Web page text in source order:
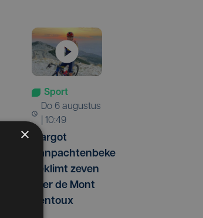
Sport
do 6 augustus
| 10:49
Margot
Vanpachtenbeke
beklimt zeven
keer de Mont
Ventoux
×